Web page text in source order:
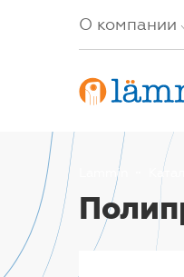
О компании
Lammin